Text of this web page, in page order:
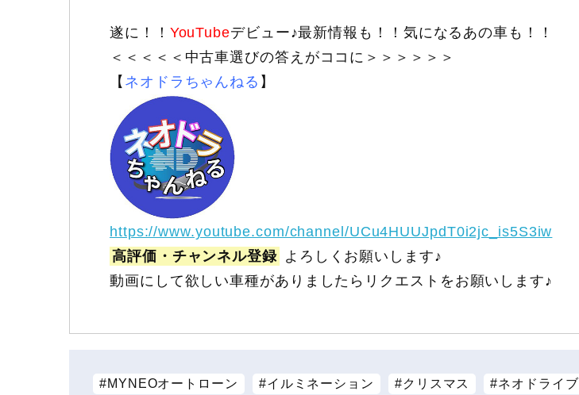
遂に！！ YouTubeデビュー♪最新情報も！！気になるあの車も！！
＜＜＜＜＜中古車選びの答えがココに＞＞＞＞＞＞
【 ネオドラちゃんねる 】
https://www.youtube.com/channel/UCu4HUUJpdT0i2jc_is5S3iw
高評価・チャンネル登録 よろしくお願いします♪
動画にして欲しい車種がありましたらリクエストをお願いします♪
MYNEOオートローン イルミネーション クリスマス ネオドライブ